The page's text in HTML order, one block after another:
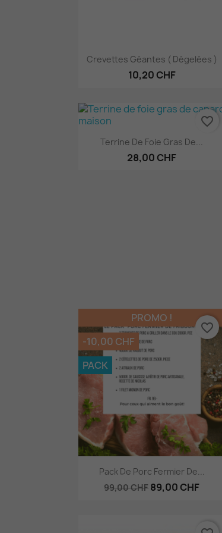
Aperçu rapide
Crevettes Géantes ( Dégelées )
10,20 CHF
Aperçu rapide
Terrine De Foie Gras De...
28,00 CHF
favorite_border
Aperçu rapide
Pack De Porc Fermier De...
99,00 CHF 89,00 CHF
PROMO !
-10,00 CHF
PACK
favorite_border